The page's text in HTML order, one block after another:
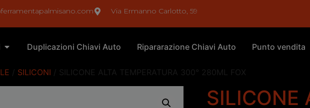
Via Ermanno Carlotto, 59
Duplicazioni Chiavi Auto Ripararazione Chiavi Auto Punto vendita
/ SILICONI / SILICONE ALTA TEMPERATURA 300° 280ML FOX
SILICONE